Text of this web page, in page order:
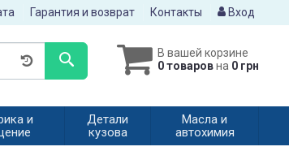
Гарантия и возврат Контакты Вход
В вашей корзине
0 товаровна 0 грн
и
Детали
кузова
Масла и
автохимия